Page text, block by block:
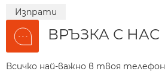
Изпрати
ВРЪЗКА С НАС
Всичко най-важно в твоя телефон